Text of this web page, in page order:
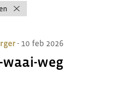
- 10 feb 2026
waai-weg